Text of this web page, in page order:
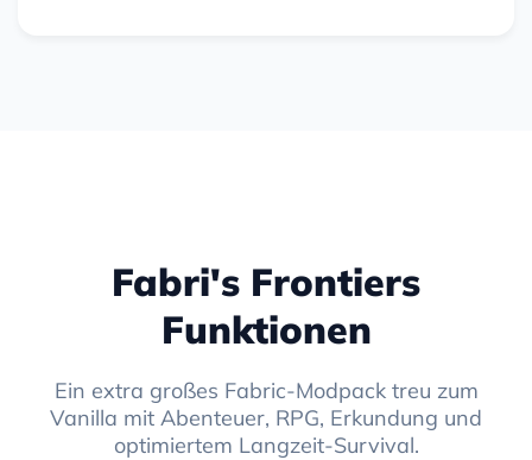
Fabri's Frontiers
Funktionen
Ein extra großes Fabric-Modpack treu zum
Vanilla mit Abenteuer, RPG, Erkundung und
optimiertem Langzeit-Survival.